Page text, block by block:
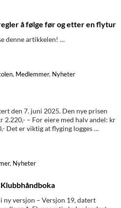
å følge før og etter en flytur
denne artikkelen! …
, Medlemmer, Nyheter
den 7. juni 2025. Den nye prisen
2.220,- – For eiere med halv andel: kr
Det er viktig at flyging logges …
, Nyheter
ny versjon – Versjon 19, datert